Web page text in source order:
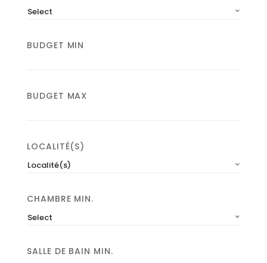
Select
BUDGET MIN
BUDGET MAX
LOCALITÉ(S)
Localité(s)
CHAMBRE MIN.
Select
SALLE DE BAIN MIN.